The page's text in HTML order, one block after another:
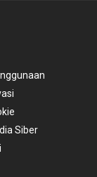
Siber